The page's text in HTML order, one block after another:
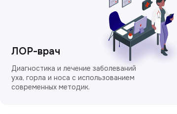
Диагностика и лечение заболеваний
уха, горла и носа с использованием
современных методик.
ЛОР-врач